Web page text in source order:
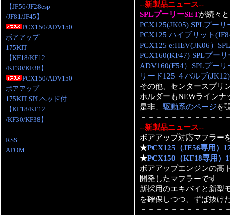
【JF56/JF28esp
/JF81/JF45】
PCX150/ADV150
ボアアップ
175KIT
【KF18/KF12
/KF30/KF38】
PCX150/ADV150
ボアアップ
175KIT SPLヘッド付
【KF18/KF12
/KF30/KF38】
RSS
ATOM
--新製品ニュース--
SPLプーリーSETが続々
PCX125(JK05) SPLプーリ
PCX125 ハイブリット
PCX125 e:HEV(JK06）
PCX160(KF47) SPLプーリ
ADV160(F54）SPLプーリ
リード125 ４バルブ
その他、センタースプリ
ホルダーもNEWラインナ
是非、 駆動系のページを
－－－－－－－－－－－
--新製品ニュース--
ボアアップ対応マフラー
★PCX125（JF56専用）
★PCX150（KF18専用）
ボアアップエンジンの高
開発したマフラーです
新採用のエキパイと新型
を確保しつつ、ずば抜け
－－－－－－－－－－－